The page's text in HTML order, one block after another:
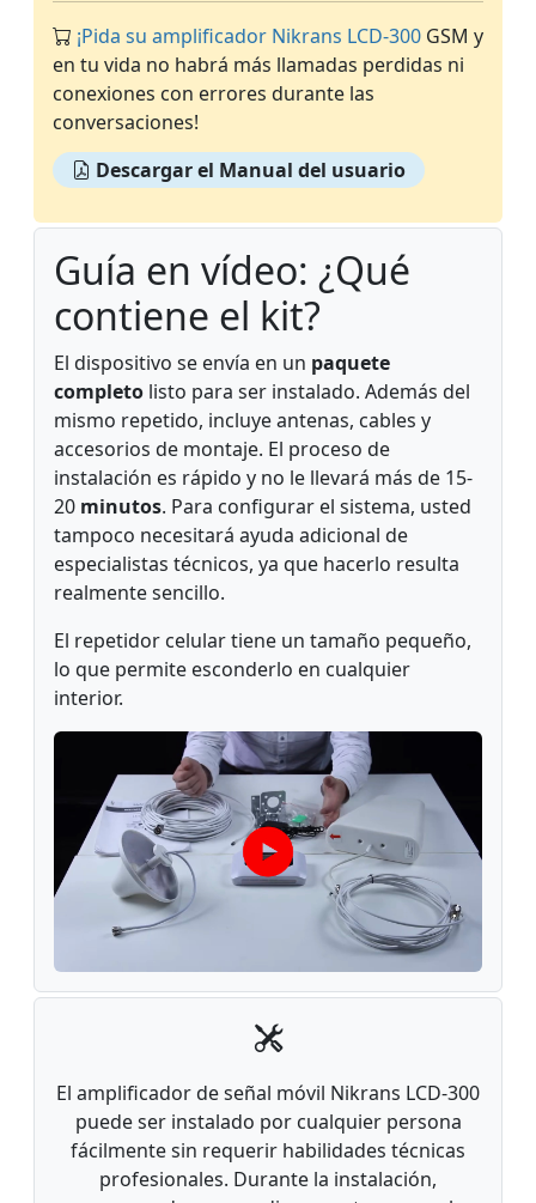
¡Pida su amplificador Nikrans LCD-300 GSM y
en tu vida no habrá más llamadas perdidas ni
conexiones con errores durante las
conversaciones!
Descargar el Manual del usuario
Guía en vídeo: ¿Qué
contiene el kit?
El dispositivo se envía en un paquete
completo listo para ser instalado. Además del
mismo repetido, incluye antenas, cables y
accesorios de montaje. El proceso de
instalación es rápido y no le llevará más de 15-
20 minutos. Para configurar el sistema, usted
tampoco necesitará ayuda adicional de
especialistas técnicos, ya que hacerlo resulta
realmente sencillo.
El repetidor celular tiene un tamaño pequeño,
lo que permite esconderlo en cualquier
interior.
El amplificador de señal móvil Nikrans LCD-300
puede ser instalado por cualquier persona
fácilmente sin requerir habilidades técnicas
profesionales. Durante la instalación,